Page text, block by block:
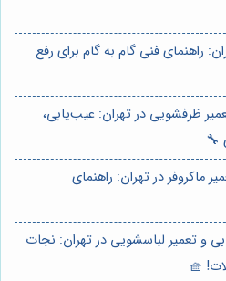
راهنمای فنی گام به گام برای رفع
ظرفشویی در تهران: عیب‌یابی،
🔧
ماکروفر در تهران: راهنمای
و تعمیر لباسشویی در تهران: نجات
🧺